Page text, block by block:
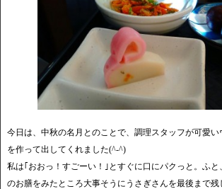
今日は、中秋の名月とのことで、調理スタッフが可愛い
を作って出してくれました(^-^)
私は｢おおっ！すごーい！｣とすぐに口にパクっと。ふ
のお膳をみたところ大事そうにうさぎさんを最後まで